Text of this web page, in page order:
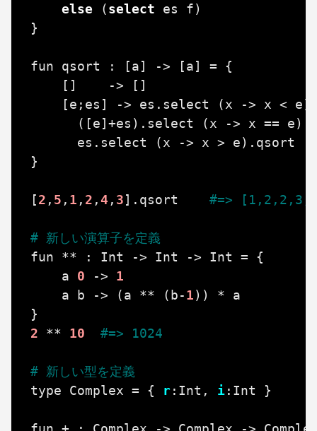
else
(select es f)
}
fun qsort : [a] -> [a] =
{
[]
->
[]
[e ; es ] -> es . select (x -> x < e)
( [e]+es ) . select (x -> x == e)
es . select (x -> x > e) . qsort
}
[2 , 5 , 1 , 2 ,4 , 3]. qsort #=>
# 新しい演算子を定義
fun
** : Int -> Int -> Int =
{
a
0 ->
1
a
b -> (a ** ( b-1)) *
a
}
2
** 10 #=> 1024
# 新しい型を定義
type
Complex = { r: Int , i: Int }